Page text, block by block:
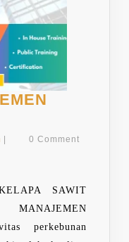
admin
0 Comment
SAWIT
perkebunan